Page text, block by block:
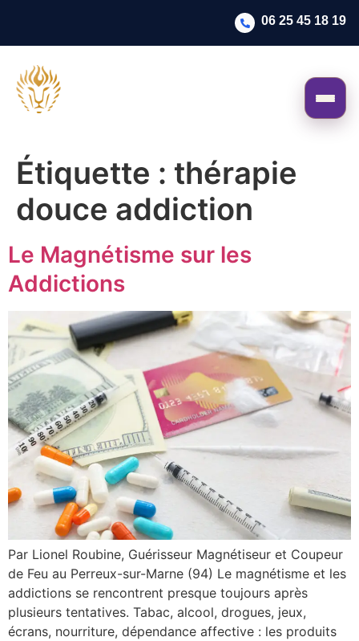
06 25 45 18 19
Étiquette : thérapie
douce addiction
Le Magnétisme sur les
Addictions
Par Lionel Roubine, Guérisseur Magnétiseur et Coupeur
de Feu au Perreux-sur-Marne (94) Le magnétisme et les
addictions se rencontrent presque toujours après
plusieurs tentatives. Tabac, alcool, drogues, jeux,
écrans, nourriture, dépendance affective : les produits